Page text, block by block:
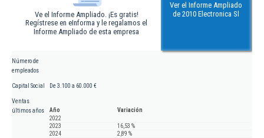
Ve el Informe Ampliado. ¡Es gratis!
Regístrese en eInforma y le regalamos el
Informe Ampliado de esta empresa
Ver el Informe Ampliado
de 2010 Electronica Sl
Número de
empleados
Capital Social De 3.100 a 60.000 €
Ventas
últimos años
Año
Variación
2022
2023
16,53 %
2024
2,89 %